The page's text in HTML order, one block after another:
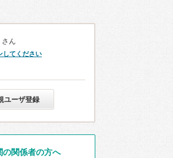
さん
してください
ユーザ登録
の関係者の方へ